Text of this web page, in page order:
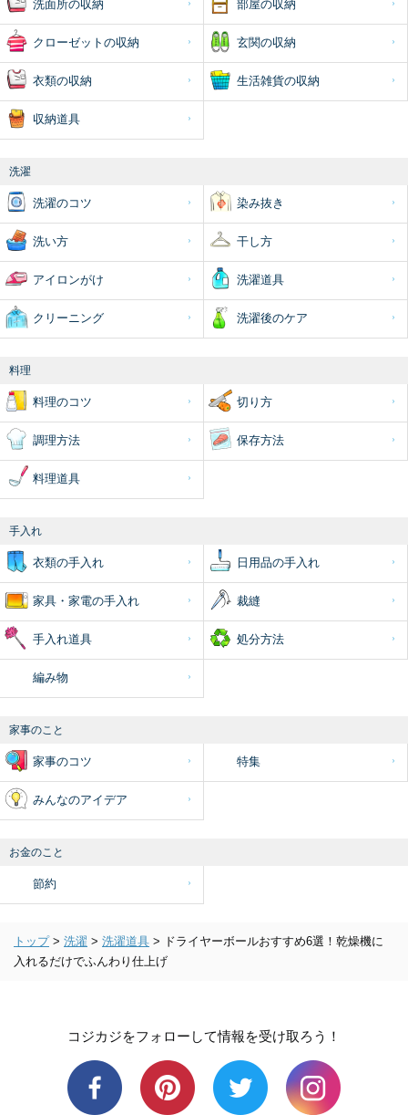
洗面所の収納 部屋の収納
クローゼットの収納 玄関の収納
衣類の収納 生活雑貨の収納
収納道具
洗濯
洗濯のコツ 染み抜き
洗い方 干し方
アイロンがけ 洗濯道具
クリーニング 洗濯後のケア
料理
料理のコツ 切り方
調理方法 保存方法
料理道具
手入れ
衣類の手入れ 日用品の手入れ
家具・家電の手入れ 裁縫
手入れ道具 処分方法
編み物
家事のこと
家事のコツ 特集
みんなのアイデア
お金のこと
節約
トップ > 洗濯 > 洗濯道具 > ドライヤーボールおすすめ6選！乾燥機に
入れるだけでふんわり仕上げ
コジカジをフォローして情報を受け取ろう！